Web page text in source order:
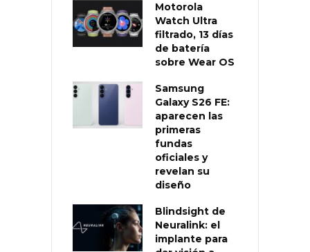
Motorola
Watch Ultra
filtrado, 13 días
de batería
sobre Wear OS
Samsung
Galaxy S26 FE:
aparecen las
primeras
fundas
oficiales y
revelan su
diseño
Blindsight de
Neuralink: el
implante para